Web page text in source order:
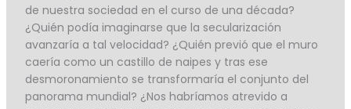
de nuestra sociedad en el curso de una década?
¿Quién podía imaginarse que la secularización
avanzaría a tal velocidad? ¿Quién previó que el muro
caería como un castillo de naipes y tras ese
desmoronamiento se transformaría el conjunto del
panorama mundial? ¿Nos habríamos atrevido a